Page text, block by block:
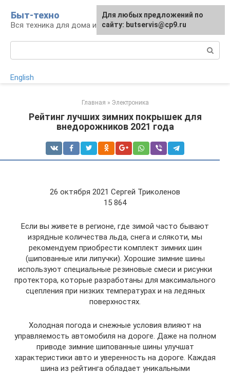
контенту
Быт-техно
Вся техника для дома и сада
English
Главная » Электроника
Рейтинг лучших зимних покрышек для
внедорожников 2021 года
26 октября 2021 Сергей Триколенов
15 864
Если вы живете в регионе, где зимой часто бывают
изрядные количества льда, снега и слякоти, мы
рекомендуем приобрести комплект зимних шин
(шипованные или липучки). Хорошие зимние шины
используют специальные резиновые смеси и рисунки
протектора, которые разработаны для максимального
сцепления при низких температурах и на ледяных
поверхностях.
Холодная погода и снежные условия влияют на
управляемость автомобиля на дороге. Даже на полном
приводе зимние шипованные шины улучшат
характеристики авто и уверенность на дороге. Каждая
шина из рейтинга обладает уникальными
Для любых предложений по
сайту: butservis@cp9.ru